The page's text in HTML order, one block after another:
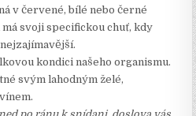
v červené, bílé nebo černé
svoji specifickou chuť, kdy
kondici našeho organismu.
svým lahodným želé,